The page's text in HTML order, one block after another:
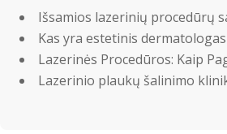
Išsamios lazerinių procedūrų
Kas yra estetinis
Lazerinės Procedūros: Kaip
Lazerinio plaukų šalinimo